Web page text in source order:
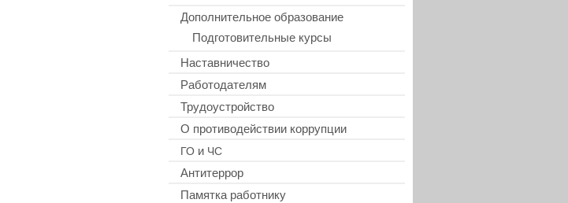
Дополнительное образование
Подготовительные курсы
Наставничество
Работодателям
Трудоустройство
О противодействии коррупции
ГО и ЧС
Антитеррор
Памятка работнику